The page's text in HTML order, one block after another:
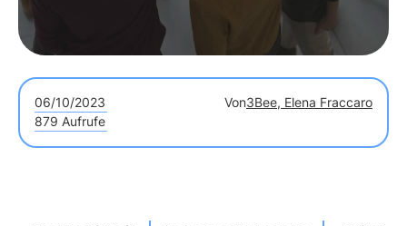
06/10/2023 Von3Bee, Elena Fraccaro
879 Aufrufe